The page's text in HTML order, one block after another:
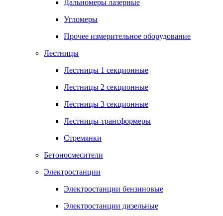
Дальномеры лазерные
Угломеры
Прочее измерительное оборудование
Лестницы
Лестницы 1 секционные
Лестницы 2 секционные
Лестницы 3 секционные
Лестницы-трансформеры
Стремянки
Бетоносмесители
Электростанции
Электростанции бензиновые
Электростанции дизельные